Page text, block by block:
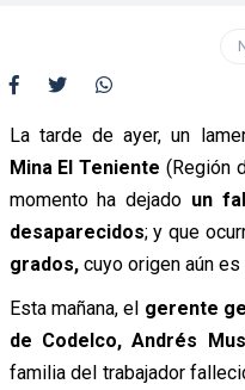
La tarde de ayer, un
Mina El Teniente (Región
momento ha dejado un
desaparecidos; y que
grados,cuyo origen aún
Esta mañana, el gerente
de Codelco, Andrés
familia del trabajador